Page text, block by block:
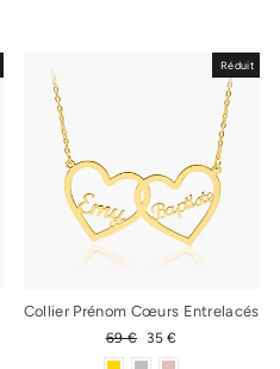
Réduit
Collier Prénom Cœurs Entrelacés
Prix
régulier
69 €
Prix
réduit
35 €